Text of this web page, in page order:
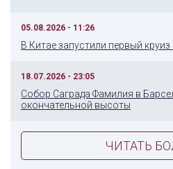
05.08.2026 - 11:26
В Китае запустили первый круиз
18.07.2026 - 23:05
Собор Саграда Фамилия в
окончательной высоты
ЧИТАТЬ